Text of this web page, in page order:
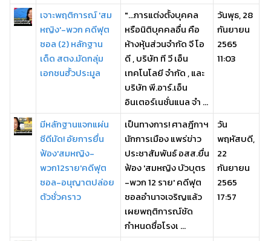
เจาะพฤติการณ์ 'สม
หญิง'-พวก คดีฟุต
ซอล (2) หลักฐาน
เด็ด สตง.มัดกลุ่ม
เอกชนฮั้วประมูล
"...การแต่งตั้งบุคคล
หรือนิติบุคคลอื่น คือ
ห้างหุ้นส่วนจำกัด จี โอ
ดี , บริษัท ที วี เอ็น
เทคโนโลยี จำกัด , และ
บริษัท พี.อาร์.เอ็น
อินเตอร์เนชั่นแนล จำ ...
วันพุธ, 28
กันยายน
2565
11:03
มีหลักฐานแจกแผ่น
ซีดีมัด! อัยการยื่น
ฟ้อง'สมหญิง-
พวก12ราย'คดีฟุต
ซอล-อนุญาตปล่อย
ตัวชั่วคราว
เป็นทางการ! ศาลฎีกาฯ
นักการเมือง แพร่ข่าว
ประชาสัมพันธ์ อสส.ยื่น
ฟ้อง 'สมหญิง บัวบุตร
-พวก 12 ราย' คดีฟุต
ซอลอำนาจเจริญแล้ว
เผยพฤติการณ์ชัด
กำหนดชื่อโรงเ ...
วัน
พฤหัสบดี,
22
กันยายน
2565
17:57